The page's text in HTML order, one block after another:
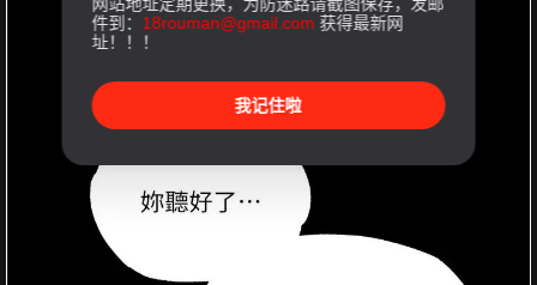
件到： 18rouman@gmail.com 获得最新网
址！！！
我记住啦